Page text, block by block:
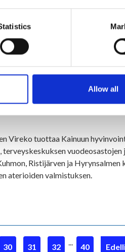
Allow all
kilpailutuksessa
tarkoittaa.
päiväkotiateriat tuottaa
Vireko tuottaa Kainuun
terveyskeskuksen vuodeosastojen
Ristijärven ja Hyrynsalmen
aterioiden valmistuksen.
30 31 32 40